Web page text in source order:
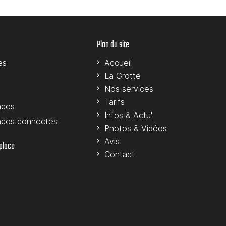
connectés
Plan du site
Accueil
La Grotte
Nos services
Tarifs
Infos & Actu'
Photos & Vidéos
Avis
Contact